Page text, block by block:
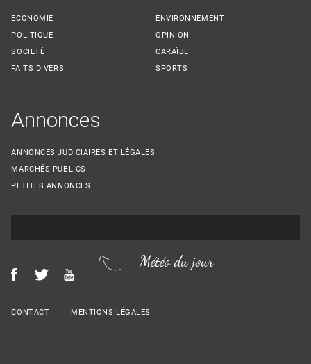
ECONOMIE
POLITIQUE
SOCIÉTÉ
FAITS DIVERS
ENVIRONNEMENT
OPINION
CARAÏBE
SPORTS
Annonces
ANNONCES JUDICIAIRES ET LÉGALES
MARCHÉS PUBLICS
PETITES ANNONCES
Météo du jour
Menu Footer
CONTACT MENTIONS LÉGALES